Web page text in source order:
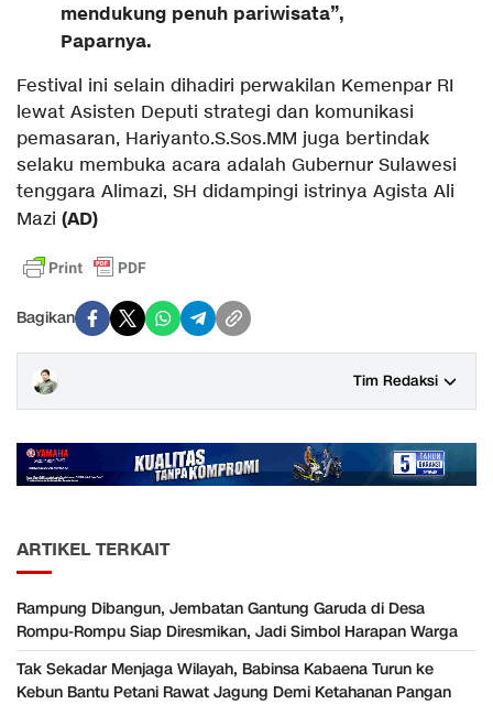
mendukung penuh pariwisata”,
Paparnya.
Festival ini selain dihadiri perwakilan Kemenpar RI
lewat Asisten Deputi strategi dan komunikasi
pemasaran, Hariyanto.S.Sos.MM juga bertindak
selaku membuka acara adalah Gubernur Sulawesi
tenggara Alimazi, SH didampingi istrinya Agista Ali
Mazi (AD)
Bagikan
Tim Redaksi
ARTIKEL TERKAIT
Rampung Dibangun, Jembatan Gantung Garuda di Desa
Rompu-Rompu Siap Diresmikan, Jadi Simbol Harapan Warga
Tak Sekadar Menjaga Wilayah, Babinsa Kabaena Turun ke
Kebun Bantu Petani Rawat Jagung Demi Ketahanan Pangan